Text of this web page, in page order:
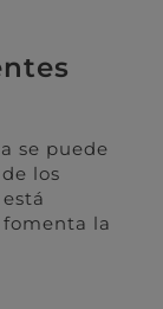
se puede
los
la